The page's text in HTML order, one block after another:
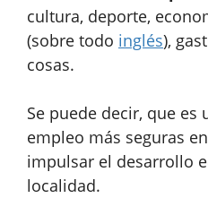
cultura, deporte,
(sobre todo inglés),
cosas.
Se puede decir, que es
empleo más seguras
impulsar el desarrollo
localidad.